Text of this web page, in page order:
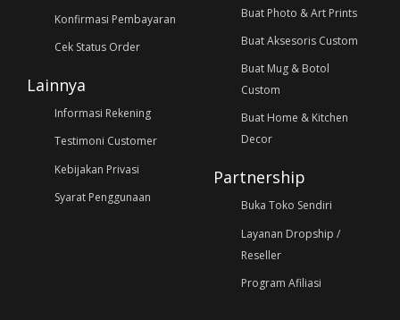
Konfirmasi Pembayaran
Cek Status Order
Lainnya
Informasi Rekening
Testimoni Customer
Kebijakan Privasi
Syarat Penggunaan
Buat Photo & Art Prints
Buat Aksesoris Custom
Buat Mug & Botol
Custom
Buat Home & Kitchen
Decor
Partnership
Buka Toko Sendiri
Layanan Dropship /
Reseller
Program Afiliasi